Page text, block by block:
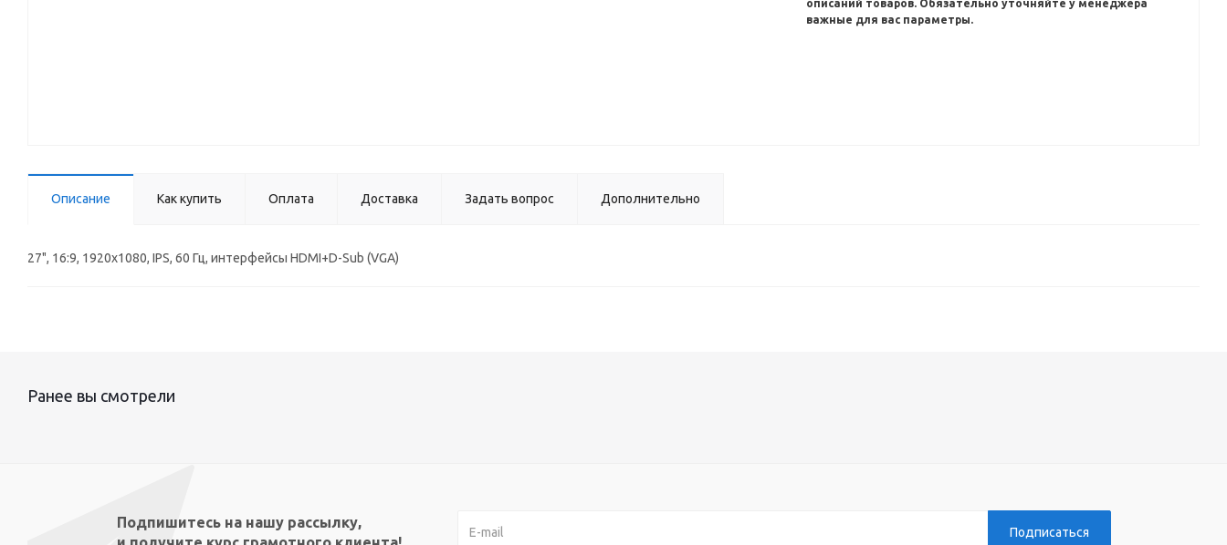
описаний товаров. Обязательно уточняйте у менеджера
важные для вас параметры.
Описание Как купить Оплата Доставка Задать вопрос Дополнительно
27", 16:9, 1920x1080, IPS, 60 Гц, интерфейсы HDMI+D-Sub (VGA)
Ранее вы смотрели
Подпишитесь на нашу рассылку,